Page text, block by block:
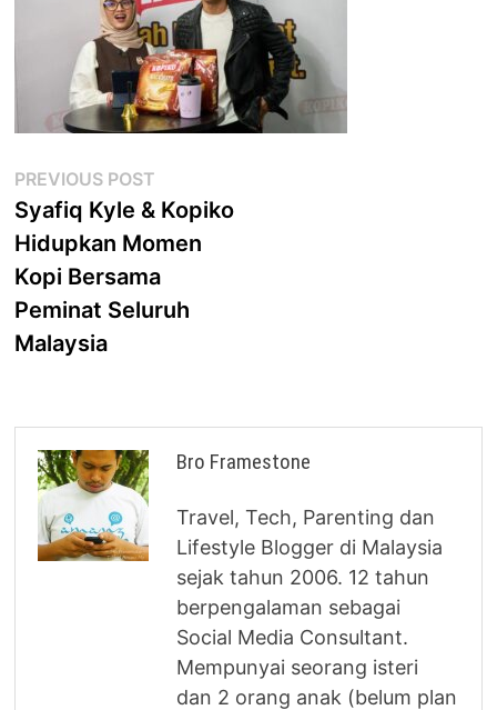
Post
navigation
PREVIOUS POST
post:
Syafiq Kyle & Kopiko
Hidupkan Momen
Kopi Bersama
Peminat Seluruh
Malaysia
Bro Framestone
Travel, Tech, Parenting dan
Lifestyle Blogger di Malaysia
sejak tahun 2006. 12 tahun
berpengalaman sebagai
Social Media Consultant.
Mempunyai seorang isteri
dan 2 orang anak (belum plan